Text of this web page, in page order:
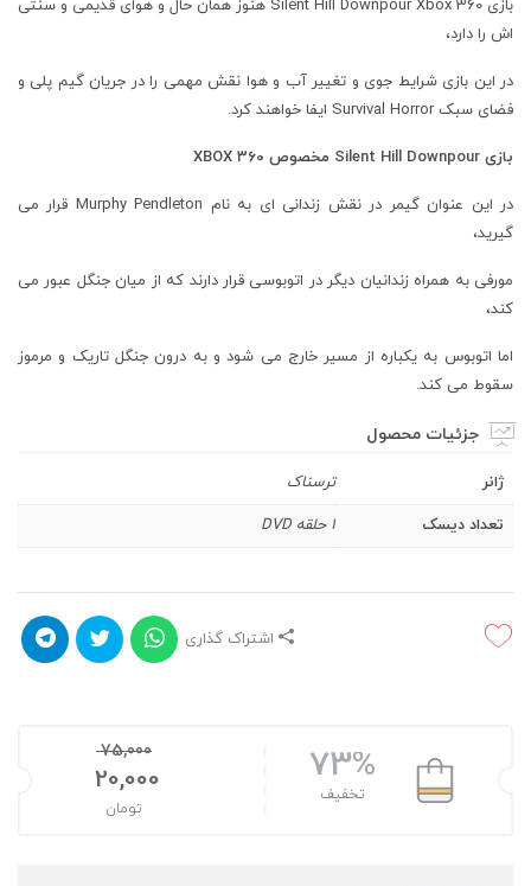
بازی Silent Hill Downpour Xbox 360 هنوز همان حال و هوای قدیمی و سنتی
اش را دارد،
در این بازی شرایط جوی و تغییر آب و هوا نقش مهمی را در جریان گیم پلی و
فضای سبک Survival Horror ایفا خواهند کرد.
بازی Silent Hill Downpour مخصوص XBOX 360
در این عنوان گیمر در نقش زندانی ای به نام Murphy Pendleton قرار می
گیرید،
مورفی به همراه زندانیان دیگر در اتوبوسی قرار دارند که از میان جنگل عبور می
کند،
اما اتوبوس به یکباره از مسیر خارج می شود و به درون جنگل تاریک و مرموز
سقوط می کند.
جزئیات محصول
ژانر
ترسناک
تعداد دیسک
1 حلقه DVD
اشتراک گذاری
73%
تخفیف
75,000
20,000
تومان